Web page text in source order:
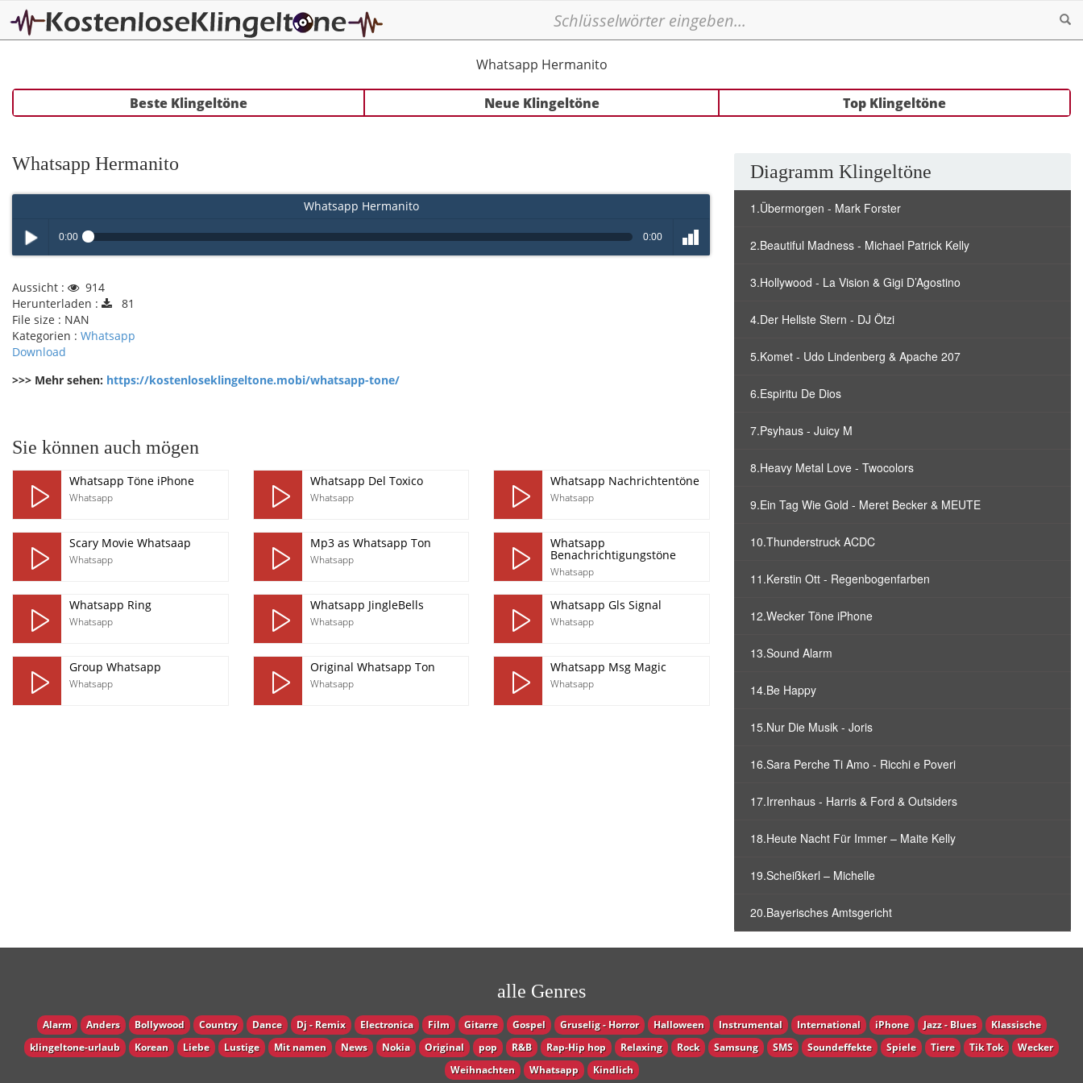
Whatsapp Hermanito
Beste Klingeltöne Neue Klingeltöne Top Klingeltöne
Whatsapp Hermanito
Whatsapp Hermanito
Play /
0:00 0:00
Aussicht :
914
Herunterladen :
81
File size : NAN
Kategorien : Whatsapp
Download
>>> Mehr sehen: https://kostenloseklingeltone.mobi/whatsapp-tone/
Sie können auch mögen
Whatsapp Töne iPhone
Whatsapp
Whatsapp Del Toxico
Whatsapp
Whatsapp Nachrichtentöne
Whatsapp
Scary Movie Whatsaap
Whatsapp
Mp3 as Whatsapp Ton
Whatsapp
Whatsapp
Benachrichtigungstöne
Whatsapp
Whatsapp Ring
Whatsapp
Whatsapp JingleBells
Whatsapp
Whatsapp Gls Signal
Whatsapp
Group Whatsapp
Whatsapp
Original Whatsapp Ton
Whatsapp
Whatsapp Msg Magic
Whatsapp
Diagramm Klingeltöne
1.Übermorgen - Mark Forster
2.Beautiful Madness - Michael Patrick Kelly
3.Hollywood - La Vision & Gigi D’Agostino
4.Der Hellste Stern - DJ Ötzi
5.Komet - Udo Lindenberg & Apache 207
6.Espiritu De Dios
7.Psyhaus - Juicy M
8.Heavy Metal Love - Twocolors
9.Ein Tag Wie Gold - Meret Becker & MEUTE
10.Thunderstruck ACDC
11.Kerstin Ott - Regenbogenfarben
12.Wecker Töne iPhone
13.Sound Alarm
14.Be Happy
15.Nur Die Musik - Joris
16.Sara Perche Ti Amo - Ricchi e Poveri
17.Irrenhaus - Harris & Ford & Outsiders
18.Heute Nacht Für Immer – Maite Kelly
19.Scheißkerl – Michelle
20.Bayerisches Amtsgericht
alle Genres
Alarm Anders Bollywood Country Dance Dj - Remix Electronica Film Gitarre Gospel Gruselig - Horror Halloween Instrumental International iPhone Jazz - Blues
Klassische
klingeltone-urlaub
Korean Liebe Lustige Mit namen News Nokia Original pop R&B Rap-Hip hop Relaxing Rock Samsung SMS Soundeffekte Spiele Tiere Tik Tok
Wecker
Weihnachten
Whatsapp Кindlich